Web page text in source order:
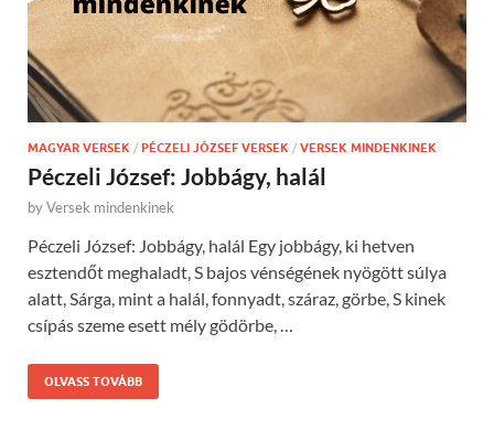
MAGYAR VERSEK / PÉCZELI JÓZSEF VERSEK / VERSEK MINDENKINEK
Péczeli József: Jobbágy, halál
byVersek mindenkinek
Péczeli József: Jobbágy, halál Egy jobbágy, ki hetven
esztendőt meghaladt, S bajos vénségének nyögött súlya
alatt, Sárga, mint a halál, fonnyadt, száraz, görbe, S kinek
csípás szeme esett mély gödörbe, …
OLVASS TOVÁBB